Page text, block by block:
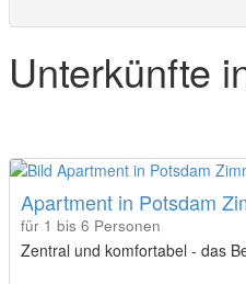
Unterkünfte
Apartment in Potsdam
für 1 bis 6 Personen
Zentral und komfortabel - das